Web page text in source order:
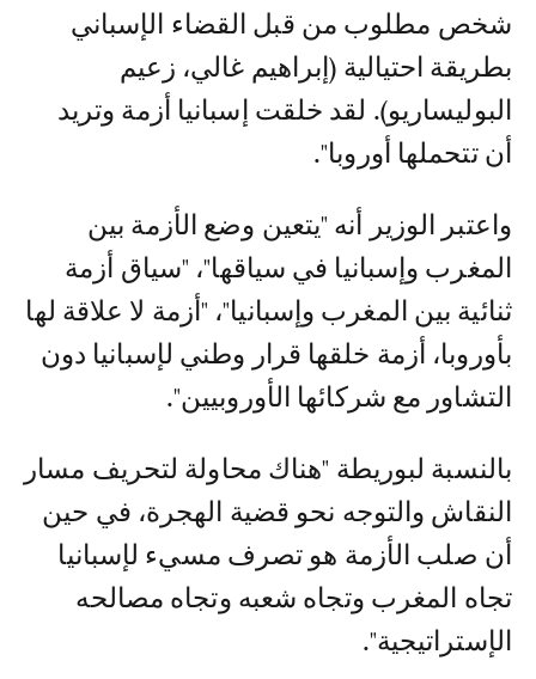
شخص مطلوب من قبل القضاء الإسباني
بطريقة احتيالية (إبراهيم غالي، زعيم
البوليساريو). لقد خلقت إسبانيا أزمة وتريد
أن تتحملها أوروبا".
واعتبر الوزير أنه "يتعين وضع الأزمة بين
المغرب وإسبانيا في سياقها"، "سياق أزمة
ثنائية بين المغرب وإسبانيا"، "أزمة لا علاقة لها
بأوروبا، أزمة خلقها قرار وطني لإسبانيا دون
التشاور مع شركائها الأوروبيين".
بالنسبة لبوريطة "هناك محاولة لتحريف مسار
النقاش والتوجه نحو قضية الهجرة، في حين
أن صلب الأزمة هو تصرف مسيء لإسبانيا
تجاه المغرب وتجاه شعبه وتجاه مصالحه
الإستراتيجية".